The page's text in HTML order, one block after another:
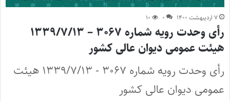
۷ اردیبهشت ۱۴۰۰ ۰ ۱۰
رأی وحدت رویه شماره ۳۰۶۷ – ۱۳۳۹/۷/۱۳
هیئت عمومی دیوان عالی کشور
رأی وحدت رویه شماره ۳۰۶۷ - ۱۳۳۹/۷/۱۳ هیئت
عمومی دیوان عالی کشور